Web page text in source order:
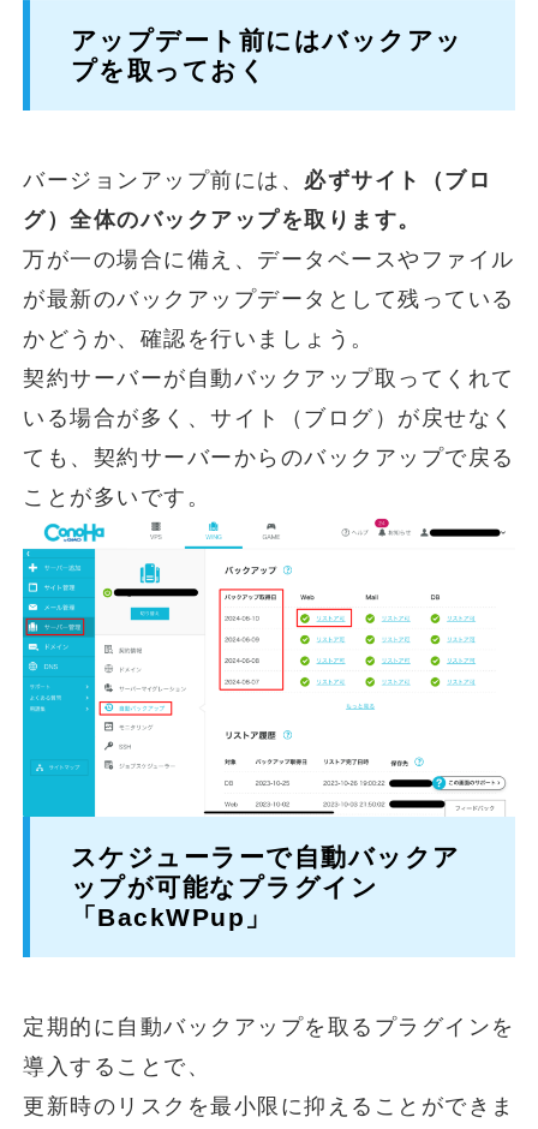
アップデート前にはバックアッ
プを取っておく
バージョンアップ前には、 必ずサイト（ブロ
グ）全体のバックアップを取ります。
万が一の場合に備え、データベースやファイル
が最新のバックアップデータとして残っている
かどうか、確認を行いましょう。
契約サーバーが自動バックアップ取ってくれて
いる場合が多く、サイト（ブログ）が戻せなく
ても、契約サーバーからのバックアップで戻る
ことが多いです。
スケジューラーで自動バックア
ップが可能なプラグイン
「BackWPup」
定期的に自動バックアップを取るプラグインを
導入することで、
更新時のリスクを最小限に抑えることができま